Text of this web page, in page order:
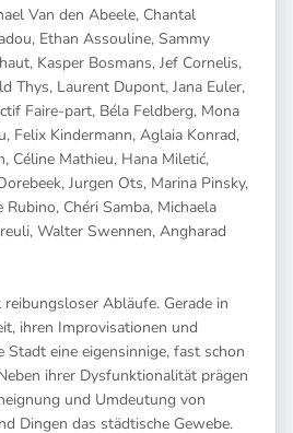
Van den Abeele, Chantal
Ethan Assouline, Sammy
Kasper Bosmans, Jef Cornelis,
Thys, Laurent Dupont, Jana Euler,
Faire-part, Béla Feldberg, Mona
Felix Kindermann, Aglaia Konrad,
Céline Mathieu, Hana Miletić,
Jurgen Ots, Marina Pinsky,
Chéri Samba, Michaela
Walter Swennen, Angharad
Abläufe. Gerade in
ihren Improvisationen und
eine eigensinnige, fast schon
ihrer Dysfunktionalität prägen
und Umdeutung von
Dingen das städtische Gewebe.